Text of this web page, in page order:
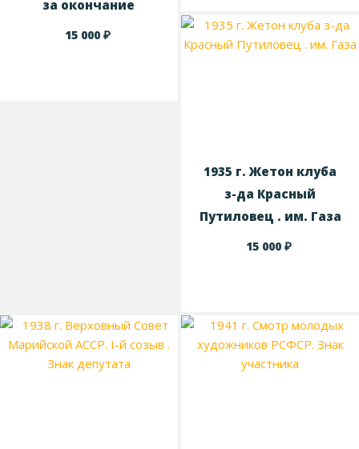
за окончание
15 000 ₽
1935 г. Жетон клуба
з-да Красный
Путиловец . им. Газа
15 000₽